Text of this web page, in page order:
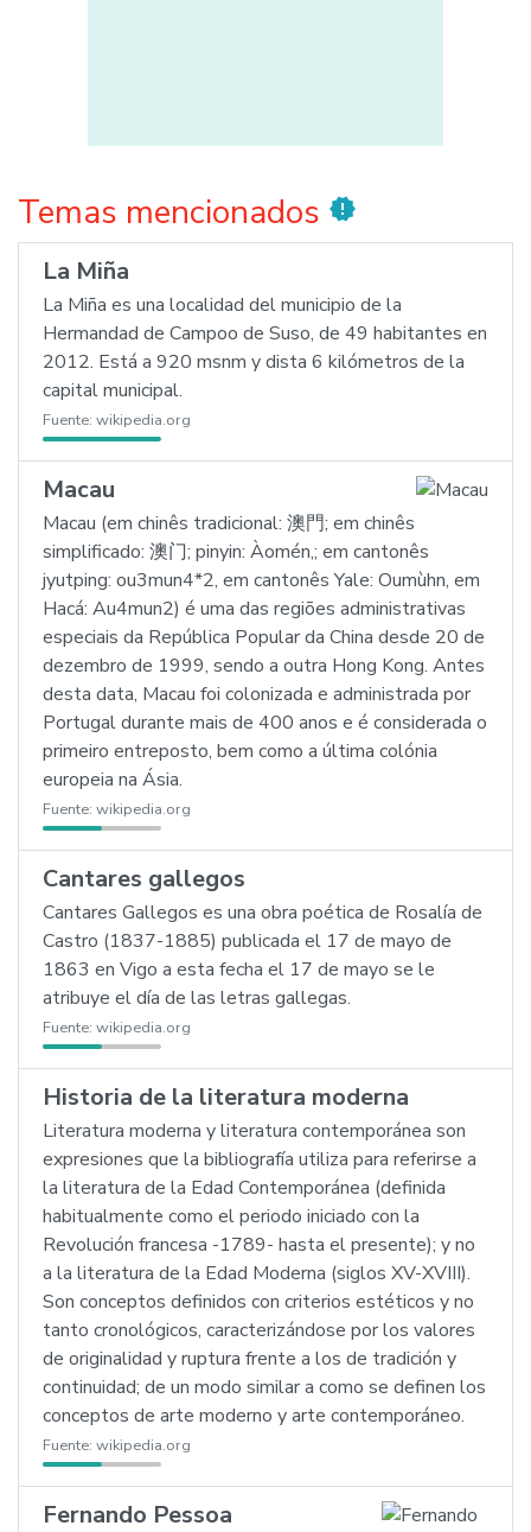
Temas mencionados new_releases
La Miña
La Miña es una localidad del municipio de la
Hermandad de Campoo de Suso, de 49 habitantes en
2012. Está a 920 msnm y dista 6 kilómetros de la
capital municipal.
Fuente: wikipedia.org
Macau
Macau (em chinês tradicional: 澳門; em chinês
simplificado: 澳门; pinyin: Àomén,; em cantonês
jyutping: ou3mun4*2, em cantonês Yale: Oumùhn, em
Hacá: Au4mun2) é uma das regiões administrativas
especiais da República Popular da China desde 20 de
dezembro de 1999, sendo a outra Hong Kong. Antes
desta data, Macau foi colonizada e administrada por
Portugal durante mais de 400 anos e é considerada o
primeiro entreposto, bem como a última colónia
europeia na Ásia.
Fuente: wikipedia.org
Cantares gallegos
Cantares Gallegos es una obra poética de Rosalía de
Castro (1837-1885) publicada el 17 de mayo de
1863 en Vigo a esta fecha el 17 de mayo se le
atribuye el día de las letras gallegas.
Fuente: wikipedia.org
Historia de la literatura moderna
Literatura moderna y literatura contemporánea son
expresiones que la bibliografía utiliza para referirse a
la literatura de la Edad Contemporánea (definida
habitualmente como el periodo iniciado con la
Revolución francesa -1789- hasta el presente); y no
a la literatura de la Edad Moderna (siglos XV-XVIII).
Son conceptos definidos con criterios estéticos y no
tanto cronológicos, caracterizándose por los valores
de originalidad y ruptura frente a los de tradición y
continuidad; de un modo similar a como se definen los
conceptos de arte moderno y arte contemporáneo.
Fuente: wikipedia.org
Fernando Pessoa